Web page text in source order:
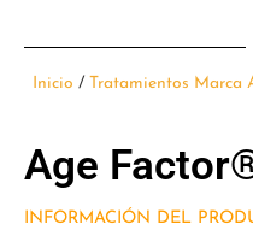
Inicio / Tratamientos Marca
Age
INFORMACIÓN DEL